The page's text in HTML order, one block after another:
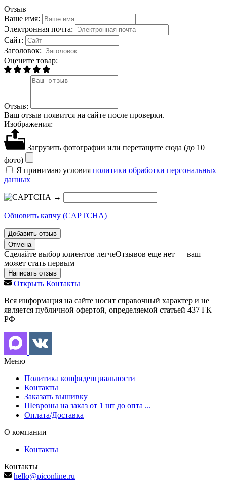
Отзыв
Ваше имя:
Электронная почта:
Сайт:
Заголовок:
Оцените товар:
Отзыв:
Ваш отзыв появится на сайте после проверки.
Изображения:
Загрузить фотографии или перетащите сюда (до 10
фото)
Я принимаю условия политики обработки персональных
данных
→
Обновить капчу (CAPTCHA)
Добавить отзыв
Отмена
Сделайте выбор клиентов легчеОтзывов еще нет — ваш
может стать первым
Написать отзыв
Открыть Контакты
Вся информация на сайте носит справочный характер и не
является публичной офертой, определяемой статьей 437 ГК
РФ
Меню
Политика конфиденциальности
Контакты
Заказать вышивку
Шевроны на заказ от 1 шт до опта ...
Оплата/Доставка
О компании
Контакты
Контакты
hello@piconline.ru